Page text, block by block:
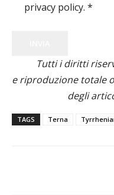
privacy policy. *
Tutti i diritti
e riproduzione totale
degli
TAGS Terna